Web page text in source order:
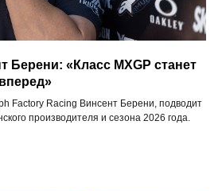
Берени: «Класс MXGP станет
Factory Racing Винсент Берени, подводит
производителя и сезона 2026 года.